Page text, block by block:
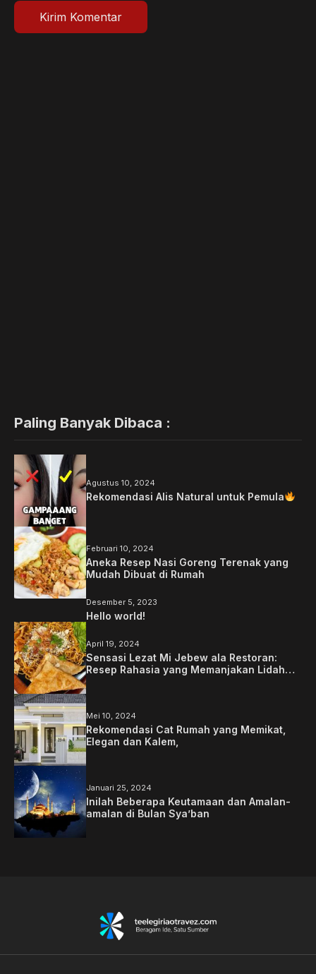
Paling Banyak Dibaca :
Agustus 10, 2024
Rekomendasi Alis Natural untuk Pemula
Februari 10, 2024
Aneka Resep Nasi Goreng Terenak yang
Mudah Dibuat di Rumah
Desember 5, 2023
Hello world!
April 19, 2024
Sensasi Lezat Mi Jebew ala Restoran:
Resep Rahasia yang Memanjakan Lidah
Mei 10, 2024
Rekomendasi Cat Rumah yang Memikat,
Elegan dan Kalem,
Januari 25, 2024
Inilah Beberapa Keutamaan dan Amalan-
amalan di Bulan Sya’ban